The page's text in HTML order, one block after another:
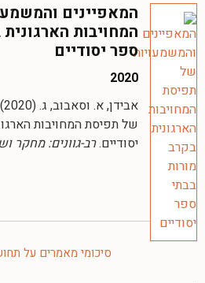
המאפיינים
המחויבות
ספר יסודיים
2020
של תפיסת המחויבות
יסודיים.רב-גוונים: מחקר
סיכומי מאמרים על